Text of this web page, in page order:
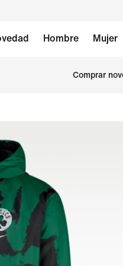
Hombre Mujer
Comprar